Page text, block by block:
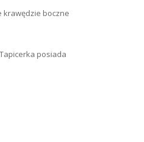
krawędzie boczne
posiada